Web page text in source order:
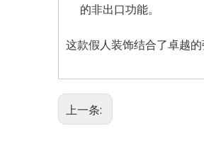
的非出口功能。
这款假人装饰结合了卓越
上一条: